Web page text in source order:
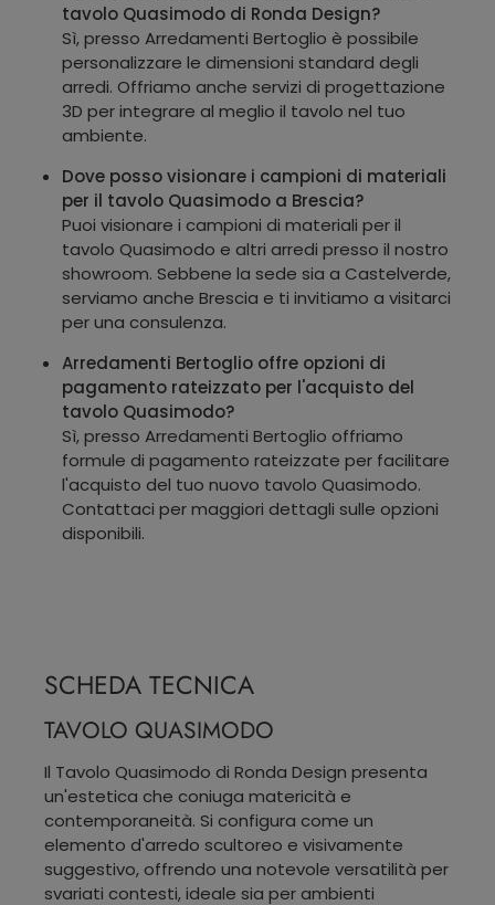
tavolo Quasimodo di Ronda Design?
Sì, presso Arredamenti Bertoglio è possibile
personalizzare le dimensioni standard degli
arredi. Offriamo anche servizi di progettazione
3D per integrare al meglio il tavolo nel tuo
ambiente.
Dove posso visionare i campioni di materiali
per il tavolo Quasimodo a Brescia?
Puoi visionare i campioni di materiali per il
tavolo Quasimodo e altri arredi presso il nostro
showroom. Sebbene la sede sia a Castelverde,
serviamo anche Brescia e ti invitiamo a visitarci
per una consulenza.
Arredamenti Bertoglio offre opzioni di
pagamento rateizzato per l'acquisto del
tavolo Quasimodo?
Sì, presso Arredamenti Bertoglio offriamo
formule di pagamento rateizzate per facilitare
l'acquisto del tuo nuovo tavolo Quasimodo.
Contattaci per maggiori dettagli sulle opzioni
disponibili.
SCHEDA TECNICA
TAVOLO QUASIMODO
Il Tavolo Quasimodo di Ronda Design presenta
un'estetica che coniuga matericità e
contemporaneità. Si configura come un
elemento d'arredo scultoreo e visivamente
suggestivo, offrendo una notevole versatilità per
svariati contesti, ideale sia per ambienti